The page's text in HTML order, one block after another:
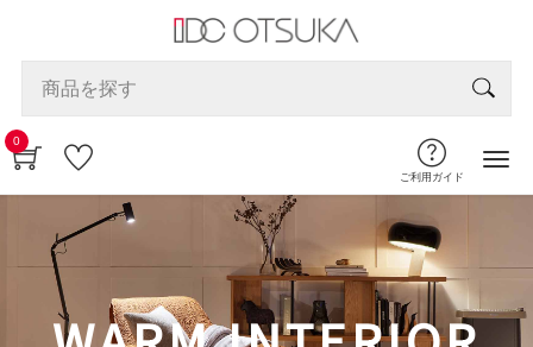
0
ご利用ガイド